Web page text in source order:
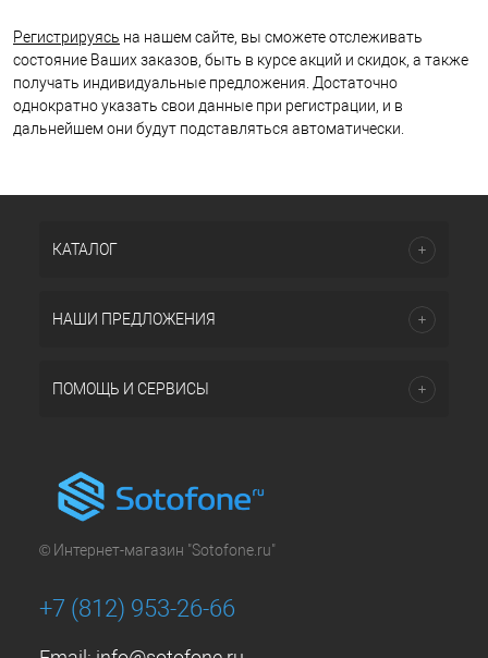
Регистрируясь на нашем сайте, вы сможете отслеживать
состояние Ваших заказов, быть в курсе акций и скидок, а также
получать индивидуальные предложения. Достаточно
однократно указать свои данные при регистрации, и в
дальнейшем они будут подставляться автоматически.
КАТАЛОГ
НАШИ ПРЕДЛОЖЕНИЯ
ПОМОЩЬ И СЕРВИСЫ
© Интернет-магазин "Sotofone.ru"
+7 (812) 953-26-66